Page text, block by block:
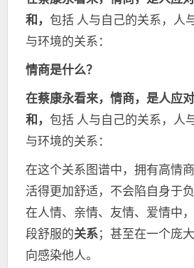
和， 包括 人与自己的关系，人
与环境的关系：
情商是什么？
在蔡康永看来，情商，是人应
和， 包括 人与自己的关系，人
与环境的关系：
在这个关系图谱中，拥有高情
活得更加舒适，不会陷自身于
在人情、亲情、友情、爱情中
段舒服的关系；甚至在一个庞
向感染他人。